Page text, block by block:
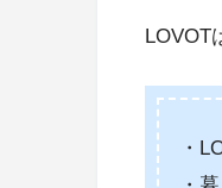
LOVOT
・